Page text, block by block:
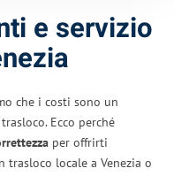
e servizio
che i costi sono un
Ecco perché
per offrirti
locale a Venezia o